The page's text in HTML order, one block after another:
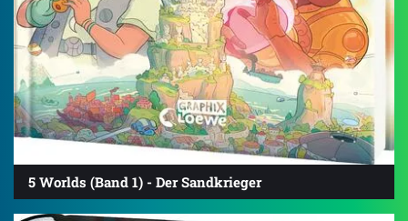
5 Worlds (Band 1) - Der Sandkrieger